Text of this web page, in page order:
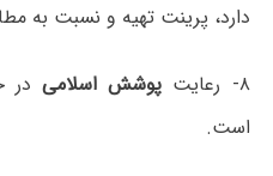
دارد، پرینت تهیه و نسبت به
۸- رعایت پوشش اسلامیدر
است.